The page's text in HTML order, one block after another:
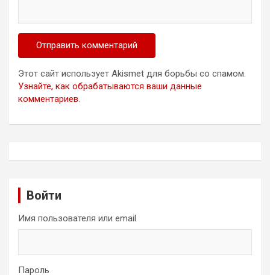
Этот сайт использует Akismet для борьбы со спамом.
Узнайте, как обрабатываются ваши данные
комментариев.
Войти
Имя пользователя или email
Пароль